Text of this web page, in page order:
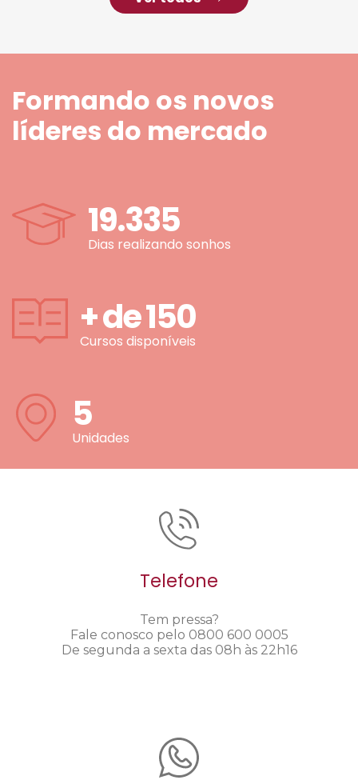
Formando os novos
líderes do mercado
19.335
Dias realizando sonhos
+ de150
Cursos disponíveis
5
Unidades
Telefone
Tem pressa?
Fale conosco pelo 0800 600 0005
De segunda a sexta das 08h às 22h16